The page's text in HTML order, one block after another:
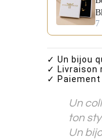
7
✓ Un bijou
✓ Livraison
✓
Un
ton
Un